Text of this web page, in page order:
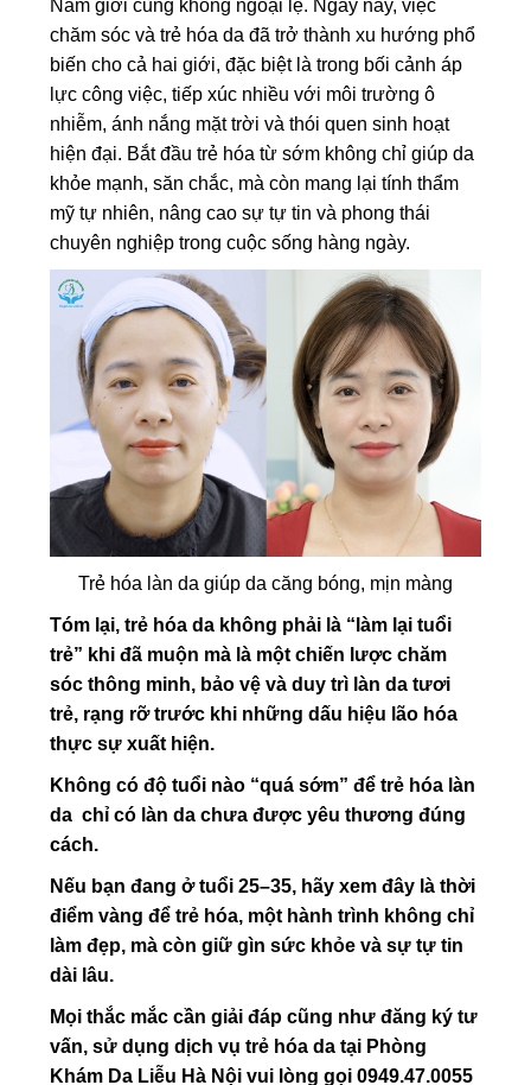
Nam giới cũng không ngoại lệ. Ngày nay, việc
chăm sóc và trẻ hóa da đã trở thành xu hướng phổ
biến cho cả hai giới, đặc biệt là trong bối cảnh áp
lực công việc, tiếp xúc nhiều với môi trường ô
nhiễm, ánh nắng mặt trời và thói quen sinh hoạt
hiện đại. Bắt đầu trẻ hóa từ sớm không chỉ giúp da
khỏe mạnh, săn chắc, mà còn mang lại tính thẩm
mỹ tự nhiên, nâng cao sự tự tin và phong thái
chuyên nghiệp trong cuộc sống hàng ngày.
Trẻ hóa làn da giúp da căng bóng, mịn màng
Tóm lại, trẻ hóa da không phải là “làm lại tuổi
trẻ” khi đã muộn mà là một chiến lược chăm
sóc thông minh, bảo vệ và duy trì làn da tươi
trẻ, rạng rỡ trước khi những dấu hiệu lão hóa
thực sự xuất hiện.
Không có độ tuổi nào “quá sớm” để trẻ hóa làn
da chỉ có làn da chưa được yêu thương đúng
cách.
Nếu bạn đang ở tuổi 25–35, hãy xem đây là thời
điểm vàng để trẻ hóa, một hành trình không chỉ
làm đẹp, mà còn giữ gìn sức khỏe và sự tự tin
dài lâu.
Mọi thắc mắc cần giải đáp cũng như đăng ký tư
vấn, sử dụng dịch vụ trẻ hóa da tại Phòng
Khám Da Liễu Hà Nội vui lòng gọi 0949.47.0055